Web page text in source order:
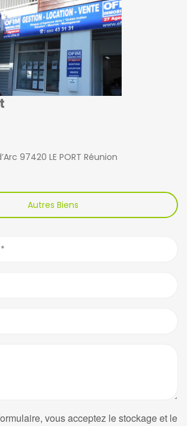
97420 LE PORT Réunion
Autres Biens
vous acceptez le stockage et le